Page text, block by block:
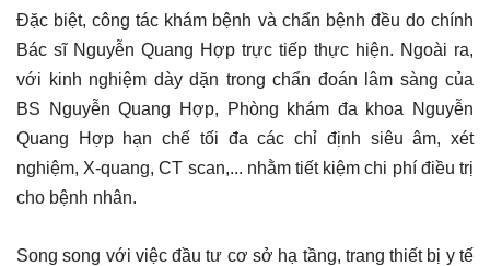
Đặc biệt, công tác khám bệnh và chẩn bệnh đều do chính
Bác sĩ Nguyễn Quang Hợp trực tiếp thực hiện. Ngoài ra,
với kinh nghiệm dày dặn trong chẩn đoán lâm sàng của
BS Nguyễn Quang Hợp, Phòng khám đa khoa Nguyễn
Quang Hợp hạn chế tối đa các chỉ định siêu âm, xét
nghiệm, X-quang, CT scan,... nhằm tiết kiệm chi phí điều trị
cho bệnh nhân.
Song song với việc đầu tư cơ sở hạ tầng, trang thiết bị y tế